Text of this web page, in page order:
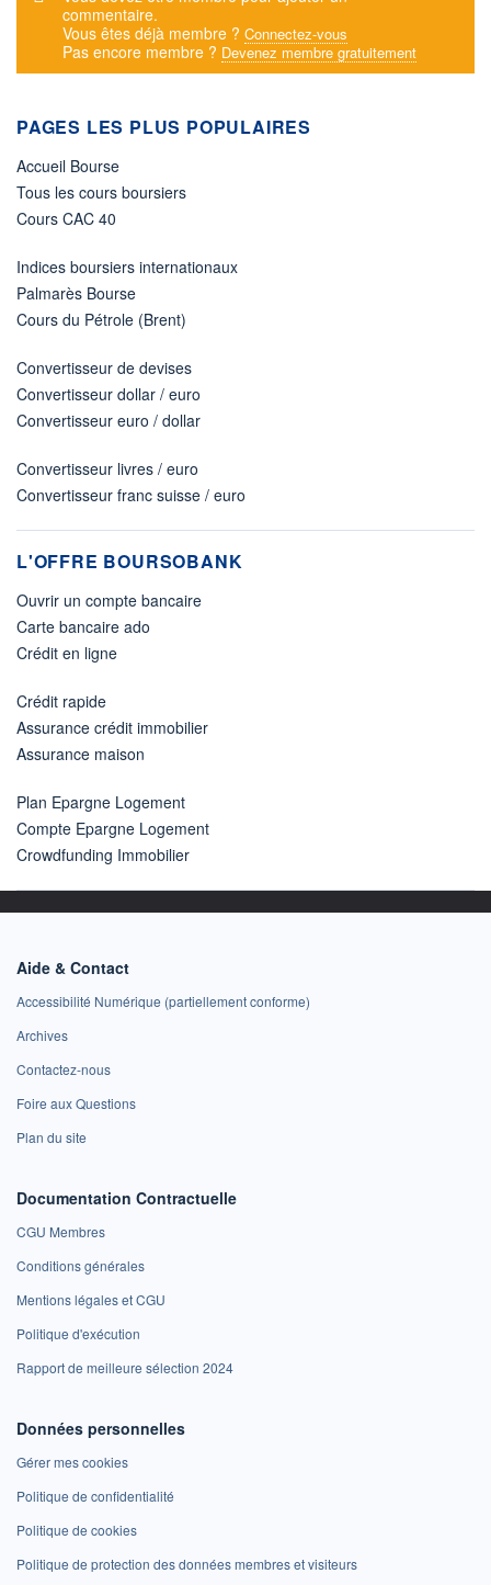
commentaire.
Vous êtes déjà membre ? Connectez-vous
Pas encore membre ? Devenez membre gratuitement
PAGES LES PLUS POPULAIRES
Accueil Bourse
Tous les cours boursiers
Cours CAC 40
Indices boursiers internationaux
Palmarès Bourse
Cours du Pétrole (Brent)
Convertisseur de devises
Convertisseur dollar / euro
Convertisseur euro / dollar
Convertisseur livres / euro
Convertisseur franc suisse / euro
L'OFFRE BOURSOBANK
Ouvrir un compte bancaire
Carte bancaire ado
Crédit en ligne
Crédit rapide
Assurance crédit immobilier
Assurance maison
Plan Epargne Logement
Compte Epargne Logement
Crowdfunding Immobilier
Aide & Contact
Accessibilité Numérique (partiellement conforme)
Archives
Contactez-nous
Foire aux Questions
Plan du site
Documentation Contractuelle
CGU Membres
Conditions générales
Mentions légales et CGU
Politique d'exécution
Rapport de meilleure sélection 2024
Données personnelles
Gérer mes cookies
Politique de confidentialité
Politique de cookies
Politique de protection des données membres et visiteurs